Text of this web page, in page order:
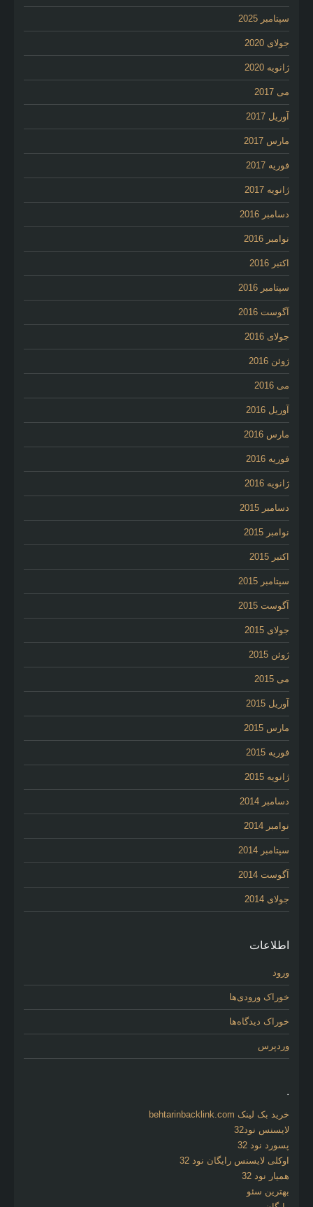
سپتامبر 2025
جولای 2020
ژانویه 2020
می 2017
آوریل 2017
مارس 2017
فوریه 2017
ژانویه 2017
دسامبر 2016
نوامبر 2016
اکتبر 2016
سپتامبر 2016
آگوست 2016
جولای 2016
ژوئن 2016
می 2016
آوریل 2016
مارس 2016
فوریه 2016
ژانویه 2016
دسامبر 2015
نوامبر 2015
اکتبر 2015
سپتامبر 2015
آگوست 2015
جولای 2015
ژوئن 2015
می 2015
آوریل 2015
مارس 2015
فوریه 2015
ژانویه 2015
دسامبر 2014
نوامبر 2014
سپتامبر 2014
آگوست 2014
جولای 2014
اطلاعات
ورود
خوراک ورودی‌ها
خوراک دیدگاه‌ها
وردپرس
.
خرید بک لینک behtarinbacklink.com
لایسنس نود32
پسورد نود 32
اوکلی لایسنس رایگان نود 32
همیار نود 32
بهترین سئو